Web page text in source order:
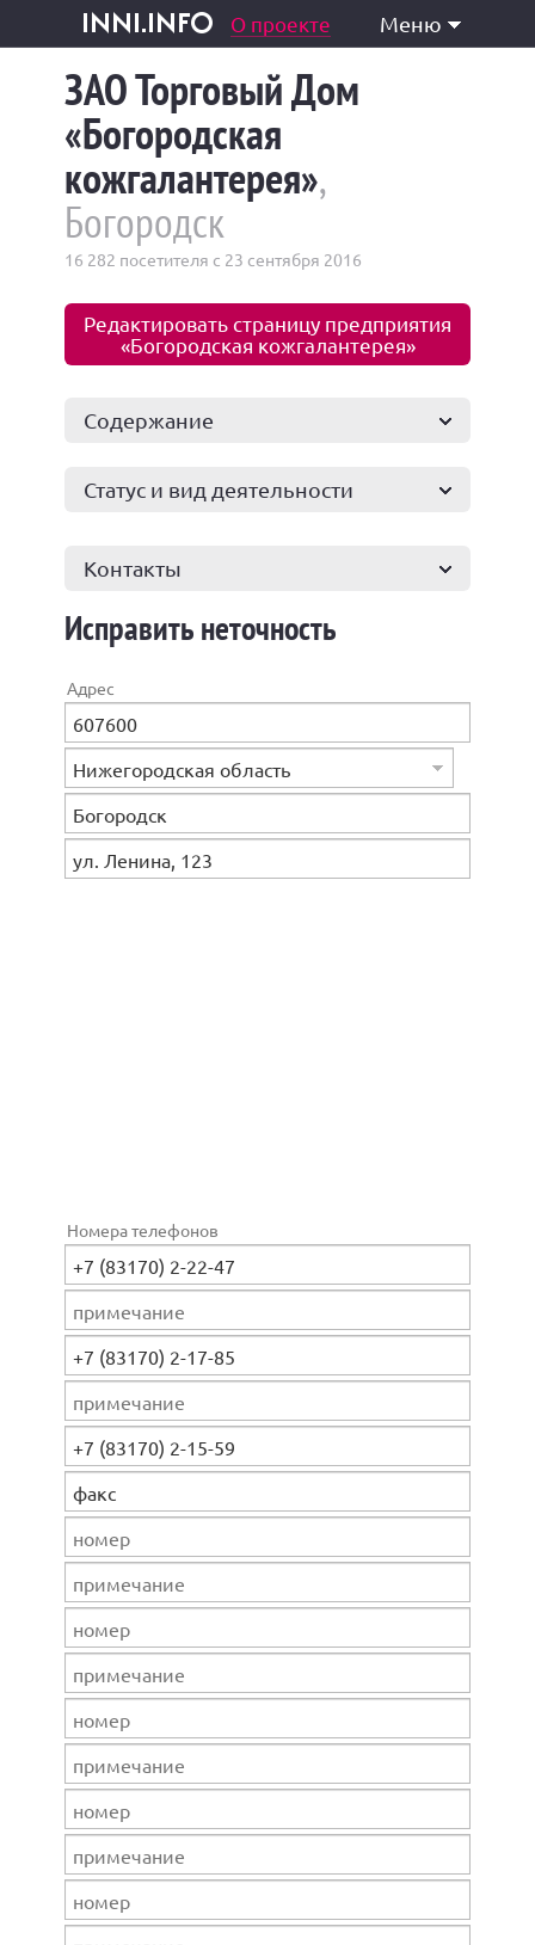
inni.info
и услуги О проекте Меню
ЗАО Торговый Дом
«Богородская
кожгалантерея»,
Богородск
16 282 посетителя с 23 сентября 2016
Редактировать страницу предприятия
«Богородская кожгалантерея»
Содержание
Статус и вид деятельности
Контакты
Исправить неточность
Адрес
Номера телефонов